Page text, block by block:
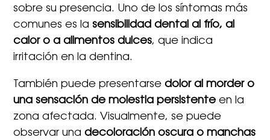
sobre su presencia. Uno de los síntomas más
comunes es lasensibilidad dental al frío, al
calor o a alimentos dulces, que indica
irritación en la dentina.
También puede presentarsedolor al morder o
una sensación de molestia persistente en la
zona afectada. Visualmente, se puede
observar unadecoloración oscura o manchas